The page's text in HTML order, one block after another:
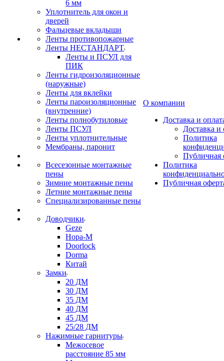
6 мм
Уплотнитель для окон и
дверей
Фальцевые вкладыши
Ленты противопожарные
Ленты НЕСТАНДАРТ
Ленты и ПСУЛ для
ПИК
Ленты гидроизоляционные
(наружные)
Ленты для вклейки
Ленты пароизоляционные
(внутренние)
Ленты полнобутиловые
Ленты ПСУЛ
Ленты уплотнительные
Мембраны, паронит
Всесезонные монтажные
пены
Зимние монтажные пены
Летние монтажные пены
Специализированные пены
Доводчики
Geze
Нора-М
Doorlock
Dorma
Китай
Замки
20 ДМ
30 ДМ
35 ДМ
40 ДМ
45 ДМ
25/28 ДМ
Нажимные гарнитуры
Межосевое
расстояние 85 мм
О компании
Доставка и
Доставка и
Политика
Публичная
Политика
Публичная